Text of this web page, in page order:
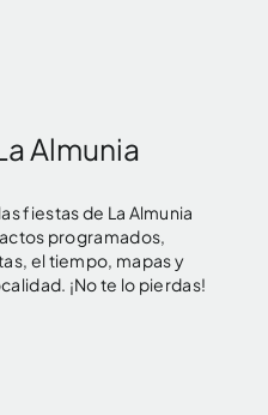
Almunia
fiestas de La Almunia
programados,
el tiempo, mapas y
¡No te lo pierdas!